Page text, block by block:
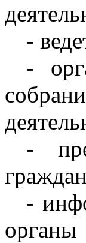
-
-
-
-
органы